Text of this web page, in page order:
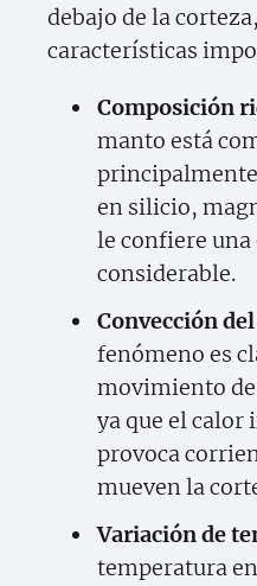
debajo de la
características
Composición
manto está
en silicio,
le confiere una
considerable.
Convección
fenómeno es
movimiento de
ya que el calor
provoca
mueven la
Variación de
temperatura